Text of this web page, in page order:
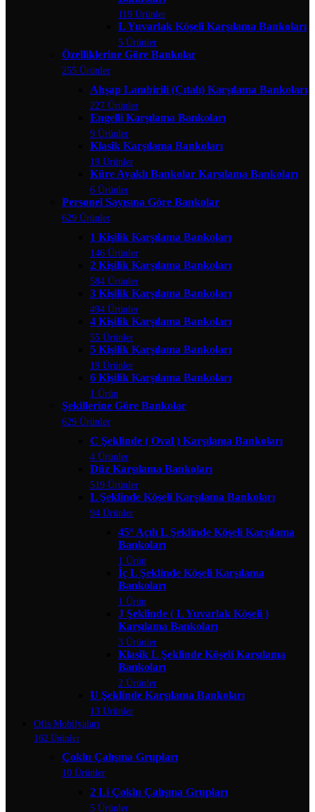
119 Ürünler
L Yuvarlak Köşeli Karşılama Bankoları
5 Ürünler
Özelliklerine Göre Bankolar
255 Ürünler
Ahşap Lambirili (Çıtalı) Karşılama Bankoları
227 Ürünler
Engelli Karşılama Bankoları
9 Ürünler
Klasik Karşılama Bankoları
19 Ürünler
Küre Ayaklı Bankolar Karşılama Bankoları
6 Ürünler
Personel Sayısına Göre Bankolar
629 Ürünler
1 Kişilik Karşılama Bankoları
146 Ürünler
2 Kişilik Karşılama Bankoları
584 Ürünler
3 Kişilik Karşılama Bankoları
494 Ürünler
4 Kişilik Karşılama Bankoları
55 Ürünler
5 Kişilik Karşılama Bankoları
19 Ürünler
6 Kişilik Karşılama Bankoları
1 Ürün
Şekillerine Göre Bankolar
629 Ürünler
C Şeklinde ( Oval ) Karşılama Bankoları
4 Ürünler
Düz Karşılama Bankoları
519 Ürünler
L Şeklinde Köşeli Karşılama Bankoları
94 Ürünler
45° Açılı L Şeklinde Köşeli Karşılama
Bankoları
1 Ürün
İç L Şeklinde Köşeli Karşılama
Bankoları
1 Ürün
J Şeklinde ( L Yuvarlak Köşeli )
Karşılama Bankoları
3 Ürünler
Klasik L Şeklinde Köşeli Karşılama
Bankoları
2 Ürünler
U Şeklinde Karşılama Bankoları
13 Ürünler
Ofis Mobilyaları
162 Ürünler
Çoklu Çalışma Grupları
10 Ürünler
2 Li Çoklu Çalışma Grupları
5 Ürünler